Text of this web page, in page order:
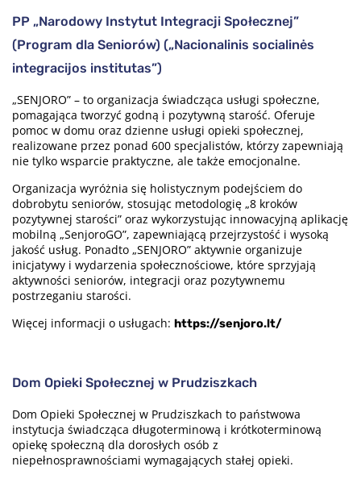
PP „Narodowy Instytut Integracji Społecznej”
(Program dla Seniorów) („Nacionalinis socialinės
integracijos institutas”)
„SENJORO” – to organizacja świadcząca usługi społeczne,
pomagająca tworzyć godną i pozytywną starość. Oferuje
pomoc w domu oraz dzienne usługi opieki społecznej,
realizowane przez ponad 600 specjalistów, którzy zapewniają
nie tylko wsparcie praktyczne, ale także emocjonalne.
Organizacja wyróżnia się holistycznym podejściem do
dobrobytu seniorów, stosując metodologię „8 kroków
pozytywnej starości” oraz wykorzystując innowacyjną aplikację
mobilną „SenjoroGO”, zapewniającą przejrzystość i wysoką
jakość usług. Ponadto „SENJORO” aktywnie organizuje
inicjatywy i wydarzenia społecznościowe, które sprzyjają
aktywności seniorów, integracji oraz pozytywnemu
postrzeganiu starości.
Więcej informacji o usługach: https://senjoro.lt/
Dom Opieki Społecznej w Prudziszkach
Dom Opieki Społecznej w Prudziszkach to państwowa
instytucja świadcząca długoterminową i krótkoterminową
opiekę społeczną dla dorosłych osób z
niepełnosprawnościami wymagających stałej opieki.